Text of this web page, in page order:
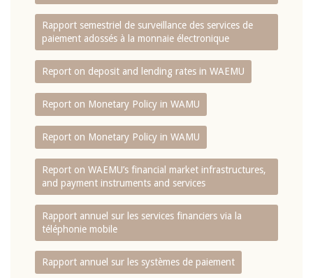
Rapport semestriel de surveillance des services de
paiement adossés à la monnaie électronique
Report on deposit and lending rates in WAEMU
Report on Monetary Policy in WAMU
Report on Monetary Policy in WAMU
Report on WAEMU’s financial market infrastructures,
and payment instruments and services
Rapport annuel sur les services financiers via la
téléphonie mobile
Rapport annuel sur les systèmes de paiement